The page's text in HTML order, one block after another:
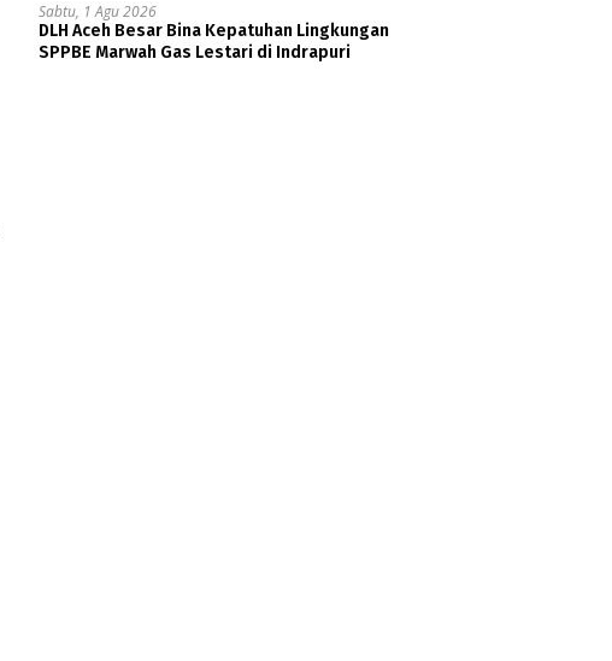
Sabtu, 1 Agu 2026
DLH Aceh Besar Bina Kepatuhan Lingkungan
SPPBE Marwah Gas Lestari di Indrapuri